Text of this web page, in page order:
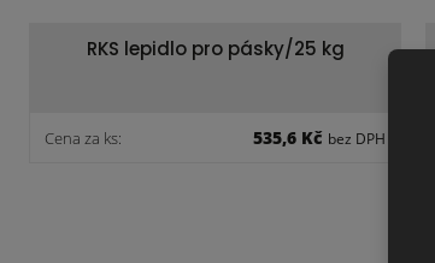
RKS lepidlo pro pásky/25 kg
Cena za ks: 535,6 Kč bez DPH